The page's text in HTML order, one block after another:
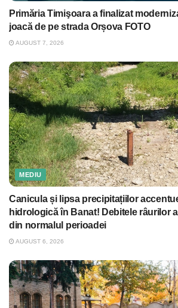
Primăria Timişoara a finalizat
joacă de pe strada Orșova FOTO
AUGUST 7, 2026
MEDIU
Canicula și lipsa precipitațiilor
hidrologică în Banat! Debitele râurilor
din normalul perioadei
AUGUST 6, 2026